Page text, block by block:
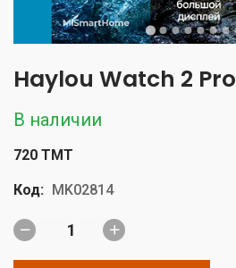
Haylou Watch 2 Pro
В наличии
720 TMT
Код: MK02814